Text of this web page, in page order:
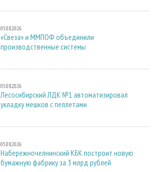
05.08.2026
«Свеза» и ММПОФ объединили
производственные системы
05.08.2026
Лесосибирский ЛДК №1 автоматизировал
укладку мешков с пеллетами
05.08.2026
Набережночелнинский КБК построит новую
бумажную фабрику за 3 млрд рублей